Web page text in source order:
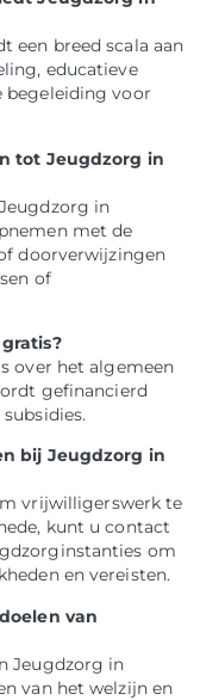
een breed scala aan
educatieve
begeleiding voor
tot Jeugdzorg in
in
met de
doorverwijzingen
of
over het algemeen
gefinancierd
bij Jeugdzorg in
vrijwilligerswerk te
kunt u contact
om
en vereisten.
van
Jeugdzorg in
van het welzijn en